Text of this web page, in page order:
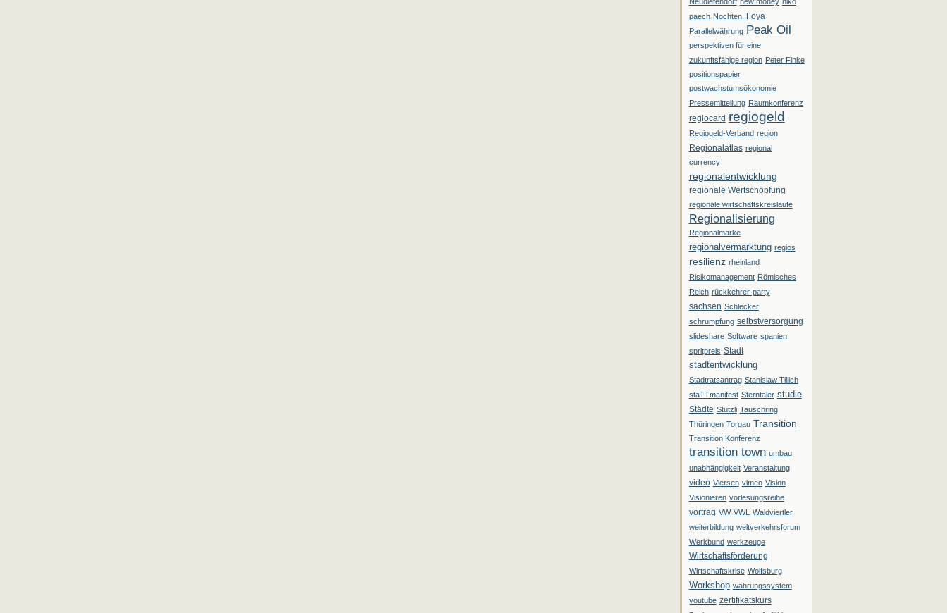
Neudietendorf new money niko
paech Nochten II oya
Parallelwährung Peak Oil
perspektiven für eine
zukunftsfähige region Peter Finke
positionspapier
postwachstumsökonomie
Pressemitteilung Raumkonferenz
regiocard regiogeld
Regiogeld-Verband region
Regionalatlas regional
currency
regionalentwicklung
regionale Wertschöpfung
regionale wirtschaftskreisläufe
Regionalisierung
Regionalmarke
regionalvermarktung regios
resilienz rheinland
Risikomanagement Römisches
Reich rückkehrer-party
sachsen Schlecker
schrumpfung selbstversorgung
slideshare Software spanien
spritpreis Stadt
stadtentwicklung
Stadtratsantrag Stanislaw Tillich
staTTmanifest Sterntaler studie
Städte Stützli Tauschring
Thüringen Torgau Transition
Transition Konferenz
transition town umbau
unabhängigkeit Veranstaltung
video Viersen vimeo Vision
Visionieren vorlesungsreihe
vortrag VW VWL Waldviertler
weiterbildung weltverkehrsforum
Werkbund werkzeuge
Wirtschaftsförderung
Wirtschaftskrise Wolfsburg
Workshop währungssystem
youtube zertifikatskurs